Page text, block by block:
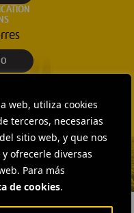
web, utiliza cookies
terceros, necesarias
sitio web, y que nos
ofrecerle diversas
Para más
de cookies.